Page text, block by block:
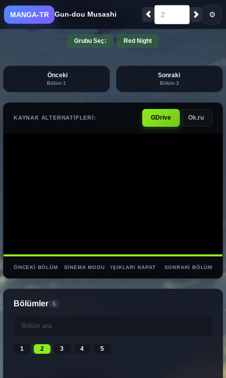
MANGA-TR Gun-dou Musashi 2 ⚙
Grubu Seç: Red Night
Önceki
Bölüm 1
Sonraki
Bölüm 3
KAYNAK ALTERNATIFLERI: GDrive Ok.ru
ÖNCEKI BÖLÜM SINEMA MODU IŞIKLARI KAPAT SONRAKI BÖLÜM
Bölümler 5
1 2 3 4 5